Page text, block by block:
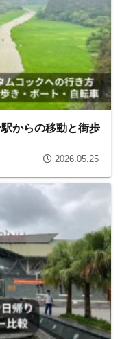
からの移動と街歩
2026.05.25